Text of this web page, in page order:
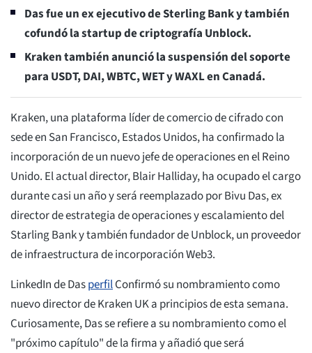
Das fue un ex ejecutivo de Sterling Bank y también
cofundó la startup de criptografía Unblock.
Kraken también anunció la suspensión del soporte
para USDT, DAI, WBTC, WET y WAXL en Canadá.
Kraken, una plataforma líder de comercio de cifrado con
sede en San Francisco, Estados Unidos, ha confirmado la
incorporación de un nuevo jefe de operaciones en el Reino
Unido. El actual director, Blair Halliday, ha ocupado el cargo
durante casi un año y será reemplazado por Bivu Das, ex
director de estrategia de operaciones y escalamiento del
Starling Bank y también fundador de Unblock, un proveedor
de infraestructura de incorporación Web3.
LinkedIn de DasperfilConfirmó su nombramiento como
nuevo director de Kraken UK a principios de esta semana.
Curiosamente, Das se refiere a su nombramiento como el
"próximo capítulo" de la firma y añadió que será